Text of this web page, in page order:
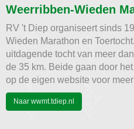
Weerribben-Wieden
RV 't Diep organiseert sinds
Wieden Marathon en
uitdagende tocht van meer
de 35 km. Beide gaan door
op de eigen website voor
Naar wwmt.tdiep.nl